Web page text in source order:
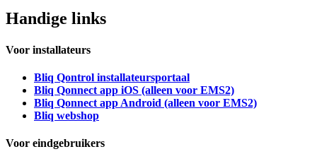
Handige links
Voor installateurs
Bliq Qontrol installateursportaal
Bliq Qonnect app iOS (alleen voor EMS2)
Bliq Qonnect app Android (alleen voor EMS2)
Bliq webshop
Voor eindgebruikers